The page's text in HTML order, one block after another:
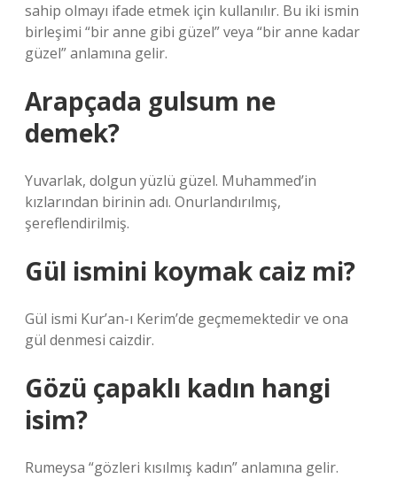
sahip olmayı ifade etmek için kullanılır. Bu iki ismin
birleşimi “bir anne gibi güzel” veya “bir anne kadar
güzel” anlamına gelir.
Arapçada gulsum ne
demek?
Yuvarlak, dolgun yüzlü güzel. Muhammed’in
kızlarından birinin adı. Onurlandırılmış,
şereflendirilmiş.
Gül ismini koymak caiz mi?
Gül ismi Kur’an-ı Kerim’de geçmemektedir ve ona
gül denmesi caizdir.
Gözü çapaklı kadın hangi
isim?
Rumeysa “gözleri kısılmış kadın” anlamına gelir.